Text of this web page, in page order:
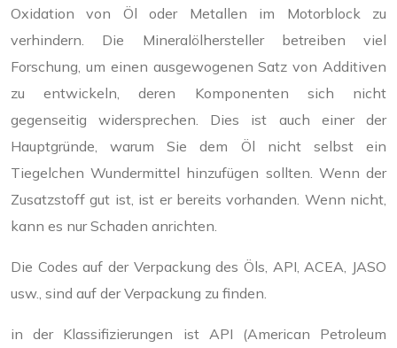
Oxidation von Öl oder Metallen im Motorblock zu
verhindern. Die Mineralölhersteller betreiben viel
Forschung, um einen ausgewogenen Satz von Additiven
zu entwickeln, deren Komponenten sich nicht
gegenseitig widersprechen. Dies ist auch einer der
Hauptgründe, warum Sie dem Öl nicht selbst ein
Tiegelchen Wundermittel hinzufügen sollten. Wenn der
Zusatzstoff gut ist, ist er bereits vorhanden. Wenn nicht,
kann es nur Schaden anrichten.
Die Codes auf der Verpackung des Öls, API, ACEA, JASO
usw., sind auf der Verpackung zu finden.
in der Klassifizierungen ist API (American Petroleum